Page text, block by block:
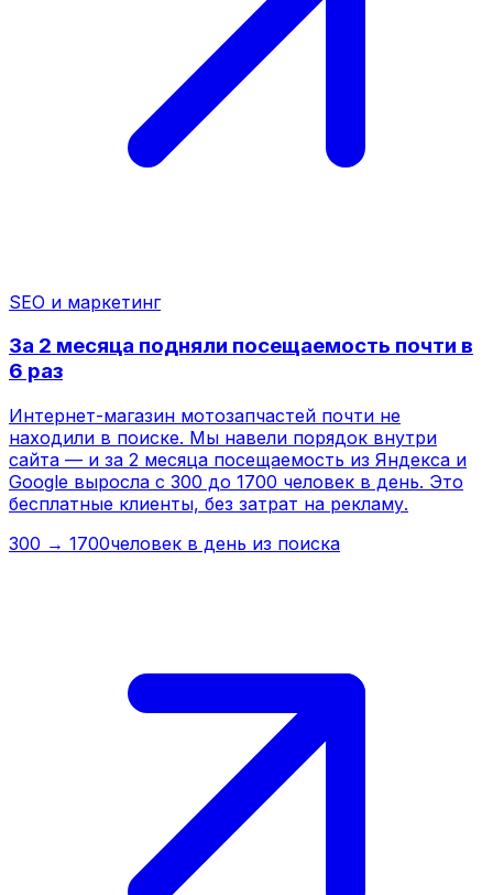
300 → 1700человек в день из поиска